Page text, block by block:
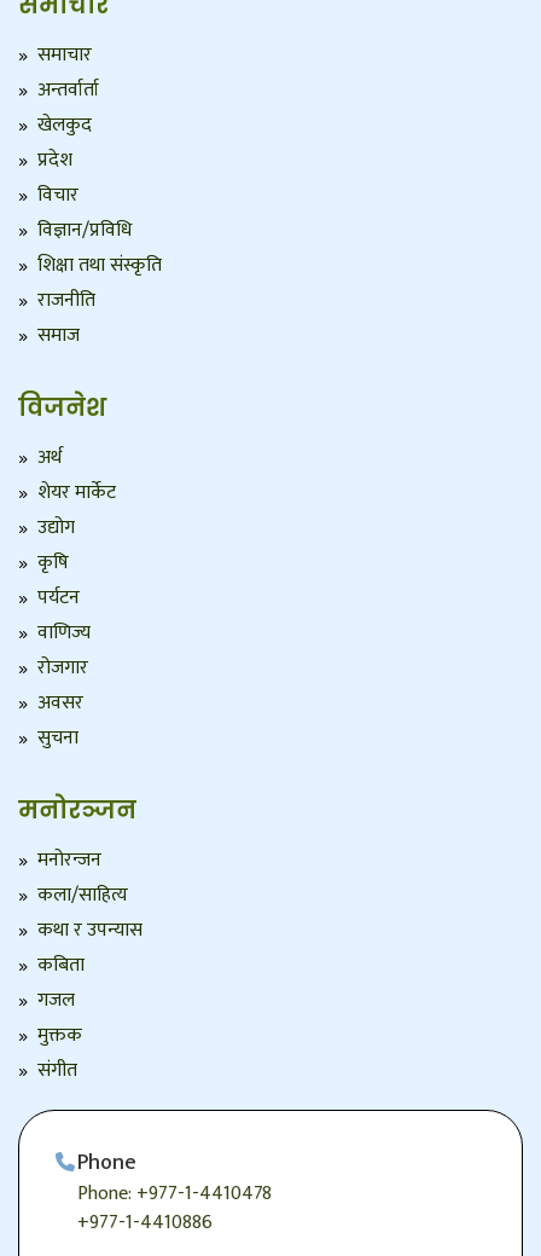
समाचार
अन्तर्वार्ता
खेलकुद
प्रदेश
विचार
विज्ञान/प्रविधि
शिक्षा तथा संस्कृति
राजनीति
समाज
विजनेश
अर्थ
शेयर मार्केट
उद्योग
कृषि
पर्यटन
वाणिज्य
रोजगार
अवसर
सुचना
मनोरञ्जन
मनोरन्जन
कला/साहित्य
कथा र उपन्यास
कबिता
गजल
मुक्तक
संगीत
Phone
Phone: +977-1-4410478
+977-1-4410886